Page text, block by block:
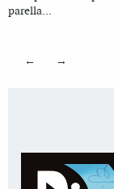
parella...
← →